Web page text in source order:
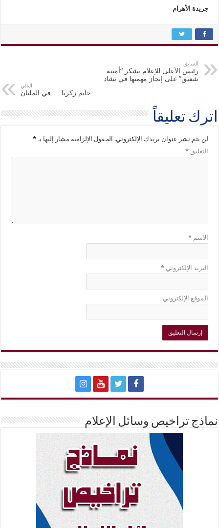
جريدة الأهرام
السابق
رئيس الأعلى للإعلام يشكر “أمينة
شفيق” على إنجاز مهمتها في تشاد
التالي
حاتم زكريا … في المليان
اترك تعليقاً
لن يتم نشر عنوان بريدك الإلكتروني. الحقول الإلزامية مشار إليها بـ*
التعليق*
الاسم*
البريد الإلكتروني*
الموقع الإلكتروني
نماذج تراخيص وسائل الإعلام